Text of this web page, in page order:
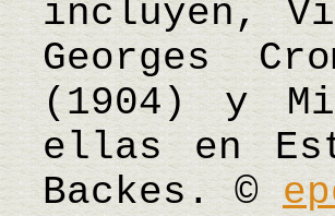
incluyen,
Georges
(1904) y
ellas en
Backes. ©